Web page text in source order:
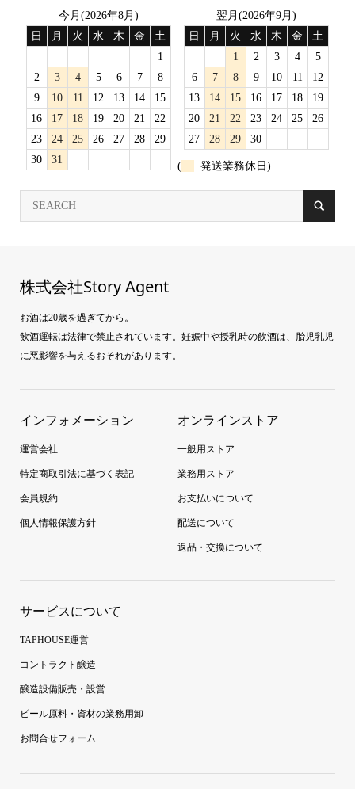
今月(2026年8月)
日
月 火 水 木 金
土
1
2
3 4 5 6 7
8
9
10 11 12 13 14
15
16
17 18 19 20 21
22
23
24 25 26 27 28
29
30
31
翌月(2026年9月)
日
月 火 水 木 金
土
1
2 3 4
5
6
7 8 9 10 11
12
13
14 15 16 17 18
19
20
21 22 23 24 25
26
27
28 29 30
( 発送業務休日)
株式会社Story Agent
お酒は20歳を過ぎてから。
飲酒運転は法律で禁止されています。妊娠中や授乳時の飲酒は、胎児乳児
に悪影響を与えるおそれがあります。
インフォメーション
運営会社
特定商取引法に基づく表記
会員規約
個人情報保護方針
オンラインストア
一般用ストア
業務用ストア
お支払いについて
配送について
返品・交換について
サービスについて
TAPHOUSE運営
コントラクト醸造
醸造設備販売・設営
ビール原料・資材の業務用卸
お問合せフォーム